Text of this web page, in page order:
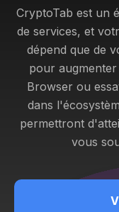
CryptoTab est un
de services, et
dépend que de
pour
Browser ou
dans
permettront
vous